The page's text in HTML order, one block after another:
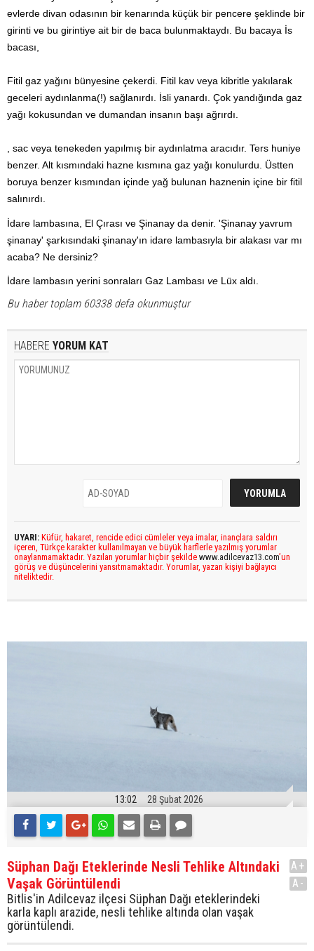
evlerde divan odasının bir kenarında küçük bir pencere şeklinde bir
girinti ve bu girintiye ait bir de baca bulunmaktaydı. Bu bacaya İs
bacası,
Fitil gaz yağını bünyesine çekerdi. Fitil kav veya kibritle yakılarak
geceleri aydınlanma(!) sağlanırdı. İsli yanardı. Çok yandığında gaz
yağı kokusundan ve dumandan insanın başı ağrırdı.
, sac veya tenekeden yapılmış bir aydınlatma aracıdır. Ters huniye
benzer. Alt kısmındaki hazne kısmına gaz yağı konulurdu. Üstten
boruya benzer kısmından içinde yağ bulunan haznenin içine bir fitil
salınırdı.
İdare lambasına, El Çırası ve Şinanay da denir. 'Şinanay yavrum
şinanay' şarkısındaki şinanay'ın idare lambasıyla bir alakası var mı
acaba? Ne dersiniz?
İdare lambasın yerini sonraları Gaz Lambası ve Lüx aldı.
Bu haber toplam 60338 defa okunmuştur
HABERE YORUM KAT
UYARI: Küfür, hakaret, rencide edici cümleler veya imalar, inançlara saldırı
içeren, Türkçe karakter kullanılmayan ve büyük harflerle yazılmış yorumlar
onaylanmamaktadır. Yazılan yorumlar hiçbir şekilde www.adilcevaz13.com’un
görüş ve düşüncelerini yansıtmamaktadır. Yorumlar, yazan kişiyi bağlayıcı
niteliktedir.
13:02 28 Şubat 2026
Süphan Dağı Eteklerinde Nesli Tehlike Altındaki
Vaşak Görüntülendi
Bitlis'in Adilcevaz ilçesi Süphan Dağı eteklerindeki
karla kaplı arazide, nesli tehlike altında olan vaşak
görüntülendi.
A+
A-